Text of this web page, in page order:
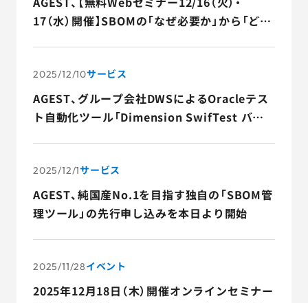
サービスお問い合わせ専用番号
03-6865-4864
17（水）開催】SBOMの「なぜ必要か」から「どう
2025/12/10サービス
AGEST、グループ会社DWSによるOracleテス
ト自動化ツール「Dimension SwifTest バー
2025/12/1サービス
AGEST、純国産No.1を目指す独自の「SBOM管
理ツール」の先行申し込みを本日より開始
2025/11/28イベント
2025年12月18日（木）開催オンラインセミナー